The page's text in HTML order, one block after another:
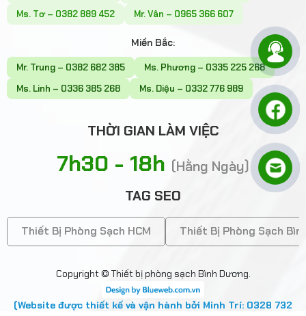
Ms. Tơ – 0382 889 452
Mr. Vân – 0965 366 607
Miền Bắc:
Mr. Trung – 0382 682 385
Ms. Phương – 0335 225 268
Ms. Linh – 0336 385 268
Ms. Diệu – 0332 776 989
THỜI GIAN LÀM VIỆC
7h30 - 18h (Hằng Ngày)
TAG SEO
Thiết Bị Phòng Sạch HCM Thiết Bị Phòng Sạch
Copyright © Thiết bị phòng sạch Bình Dương.
(Website được thiết kế và vận hành bởi Minh Trí: 0328 732